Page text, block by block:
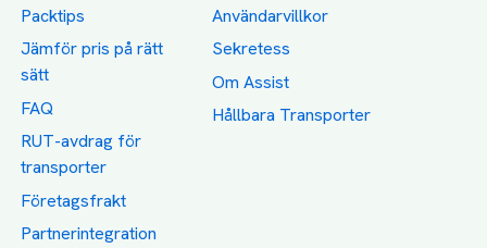
Packtips
Jämför pris på rätt
sätt
FAQ
RUT-avdrag för
transporter
Företagsfrakt
Partnerintegration
Användarvillkor
Sekretess
Om Assist
Hållbara Transporter